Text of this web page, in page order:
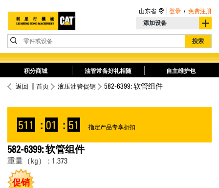
添加设备
零件或设备 搜索
山东省 登录 / 免费注册
积分商城 油管常备好礼相随 自主维护包
返回 首页 液压油管促销 582-6399: 软管组件
511 : 01 : 51 指定产品专享折扣
582-6399: 软管组件
重量（kg） : 1.373
促销